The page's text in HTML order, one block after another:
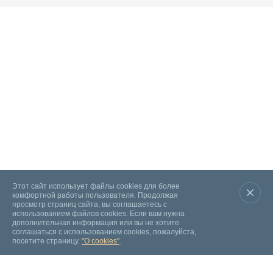
Этот сайт использует файлы cookies для более
комфортной работы пользователя. Продолжая
просмотр страниц сайта, вы соглашаетесь с
использованием файлов cookies. Если вам нужна
дополнительная информация или вы не хотите
соглашаться с использованием cookies, пожалуйста,
посетите страницу. "О cookies".